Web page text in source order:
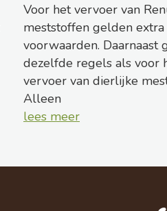
Voor het vervoer van
meststoffen gelden extra
voorwaarden. Daarnaast
dezelfde regels als voor
vervoer van dierlijke
Alleen
lees meer